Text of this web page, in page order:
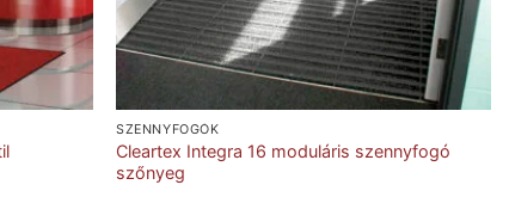
SZENNYFOGÓK
Cleartex Integra 16 moduláris szennyfogó
szőnyeg